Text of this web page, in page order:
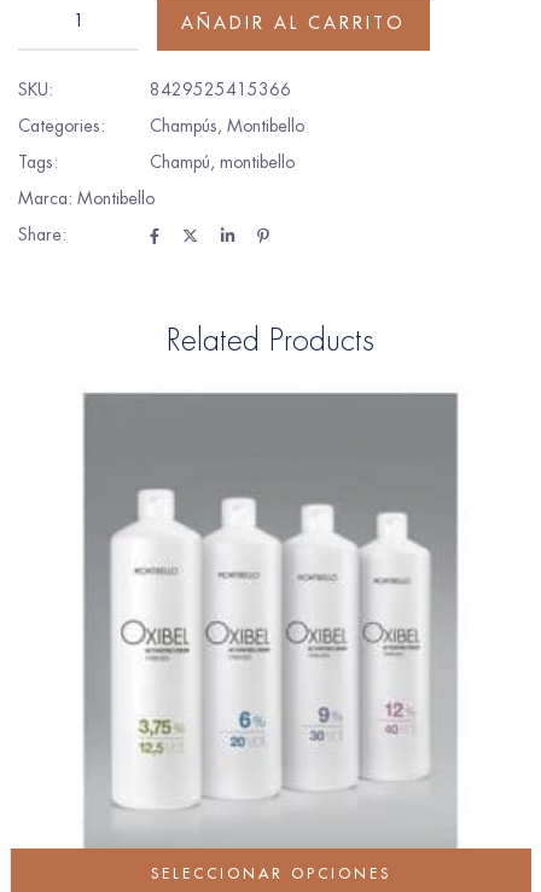
AÑADIR AL CARRITO
SKU:
8429525415366
Categories:
Champús, Montibello
Tags:
Champú, montibello
Marca: Montibello
Share:
Related Products
SELECCIONAR OPCIONES